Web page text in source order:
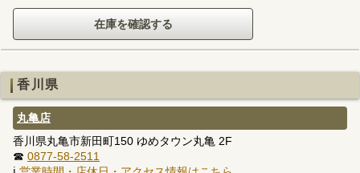
香川県
丸亀店
香川県丸亀市新田町150 ゆめタウン丸亀 2F
☎ 0877-58-2511